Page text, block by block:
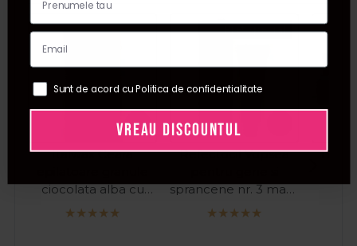
Italwax Ceara
ciocolata alba cu
aroma de vanilie Hot
Pret special
Refectocil Vopsea
sprancene nr. 3 maro
natural 15ml
Sunt de acord cu Politica de confidentialitate
VREAU DISCOUNTUL